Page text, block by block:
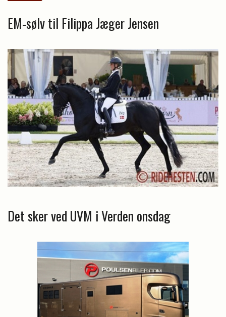
EM-sølv til Filippa Jæger Jensen
Det sker ved UVM i Verden onsdag